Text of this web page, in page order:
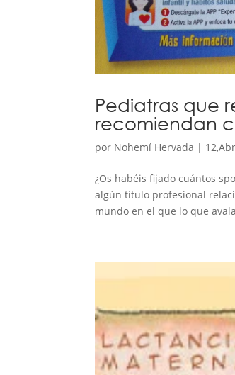
Pediatras que
recomiendan
por Nohemí Hervada |
¿Os habéis fijado cuántos
algún título profesional
mundo en el que lo que